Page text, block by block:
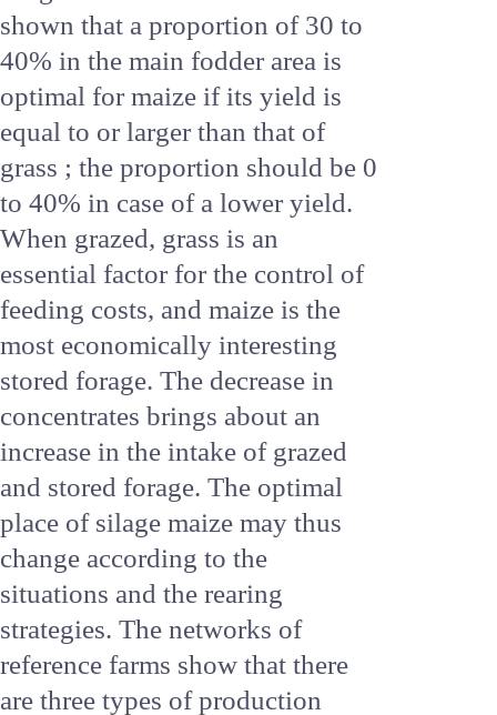
in Brittany ("Chambres
d'Agriculture", "EDE", with
"Institut de l'Elevage") to
determine the optimal place of
silage maize. Simulations have
shown that a proportion of 30 to
40% in the main fodder area is
optimal for maize if its yield is
equal to or larger than that of
grass ; the proportion should be
0 to 40% in case of a lower yield.
When grazed, grass is an
essential factor for the control
of feeding costs, and maize is
the most economically
interesting stored forage. The
decrease in concentrates brings
about an increase in the intake
of grazed and stored forage. The
optimal place of silage maize